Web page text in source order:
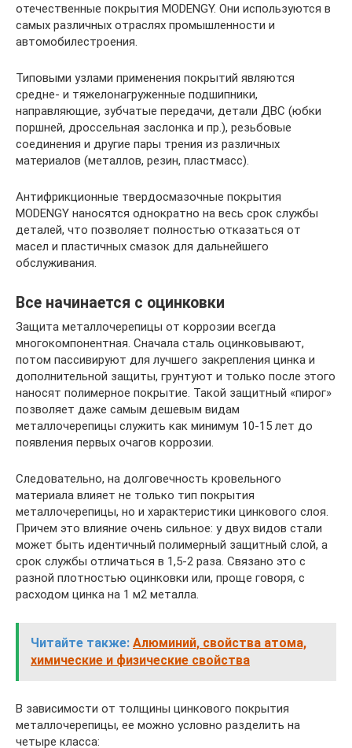
отечественные покрытия MODENGY. Они используются в
самых различных отраслях промышленности и
автомобилестроения.
Типовыми узлами применения покрытий являются
средне- и тяжелонагруженные подшипники,
направляющие, зубчатые передачи, детали ДВС (юбки
поршней, дроссельная заслонка и пр.), резьбовые
соединения и другие пары трения из различных
материалов (металлов, резин, пластмасс).
Антифрикционные твердосмазочные покрытия
MODENGY наносятся однократно на весь срок службы
деталей, что позволяет полностью отказаться от
масел и пластичных смазок для дальнейшего
обслуживания.
Все начинается с оцинковки
Защита металлочерепицы от коррозии всегда
многокомпонентная. Сначала сталь оцинковывают,
потом пассивируют для лучшего закрепления цинка и
дополнительной защиты, грунтуют и только после этого
наносят полимерное покрытие. Такой защитный «пирог»
позволяет даже самым дешевым видам
металлочерепицы служить как минимум 10-15 лет до
появления первых очагов коррозии.
Следовательно, на долговечность кровельного
материала влияет не только тип покрытия
металлочерепицы, но и характеристики цинкового слоя.
Причем это влияние очень сильное: у двух видов стали
может быть идентичный полимерный защитный слой, а
срок службы отличаться в 1,5-2 раза. Связано это с
разной плотностью оцинковки или, проще говоря, с
расходом цинка на 1 м2 металла.
Читайте также: Алюминий, свойства атома,
химические и физические свойства
В зависимости от толщины цинкового покрытия
металлочерепицы, ее можно условно разделить на
четыре класса: